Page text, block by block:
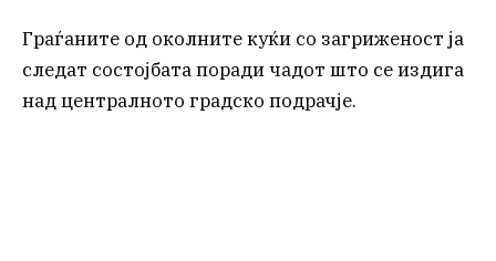
Граѓаните од околните куќи со загриженост ја
следат состојбата поради чадот што се издига
над централното градско подрачје.